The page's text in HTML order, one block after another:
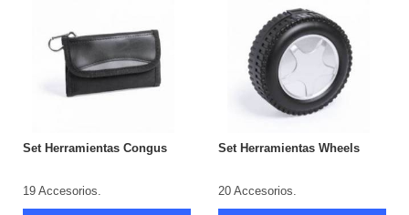
Set Herramientas Congus
19 Accesorios.
Set Herramientas Wheels
20 Accesorios.